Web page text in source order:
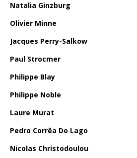
Natalia Ginzburg
Olivier Minne
Jacques Perry-Salkow
Paul Strocmer
Philippe Blay
Philippe Noble
Laure Murat
Pedro Corrêa Do Lago
Nicolas Christodoulou